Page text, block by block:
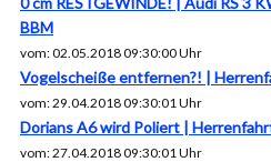
BBM
vom: 02.05.2018 09:30:00 Uhr
Vogelscheiße entfernen?! |
vom: 29.04.2018 09:30:01 Uhr
Dorians A6 wird Poliert |
vom: 27.04.2018 09:30:01 Uhr